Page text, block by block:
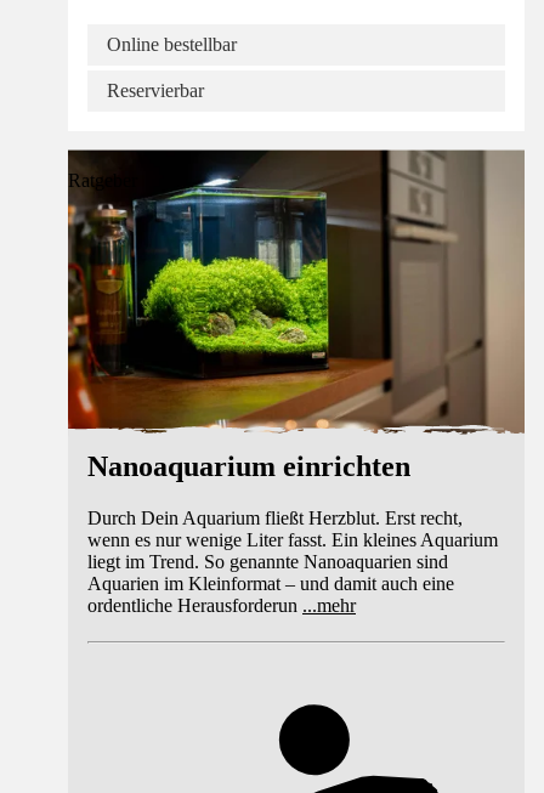
Online bestellbar
Reservierbar
Ratgeber
Nanoaquarium einrichten
Durch Dein Aquarium fließt Herzblut. Erst recht,
wenn es nur wenige Liter fasst. Ein kleines Aquarium
liegt im Trend. So genannte Nanoaquarien sind
Aquarien im Kleinformat – und damit auch eine
ordentliche Herausforderun ...mehr